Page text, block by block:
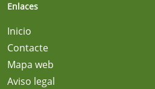
Enlaces
Inicio
Contacte
Mapa web
Aviso legal